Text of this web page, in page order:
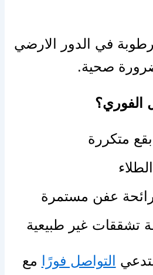
في الدور الارضي
صحية.
الفوري؟
متكررة
عفن مستمرة
تشققات غير طبيعية
التواصل فورًا
مع